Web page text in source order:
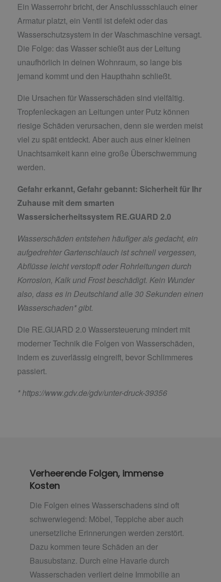
Ein Wasserrohr bricht, der Anschlussschlauch einer
Armatur platzt, ein Ventil ist defekt oder das
Wasserschutzsystem in der Waschmaschine versagt.
Die Folge: das Wasser schießt aus der Leitung
unaufhörlich in deinen Wohnraum, so lange bis
jemand kommt und den Haupthahn schließt.
Die Ursachen für Wasserschäden sind vielfältig.
Tropfenleckagen an Leitungen unter Putz können
riesige Schäden verursachen, denn sie werden meist
viel zu spät entdeckt. Aber auch aus einer kleinen
Unachtsamkeit kann eine große Überschwemmung
werden.
Gefahr erkannt, Gefahr gebannt: Sicherheit für Ihr
Zuhause mit dem smarten
Wassersicherheitssystem RE.GUARD 2.0
Wasserschäden entstehen häufiger als gedacht, ein
aufgedrehter Gartenschlauch ist schnell vergessen,
Abflüsse leicht verstopft oder Rohrleitungen durch
Korrosion, Kalk und Frost beschädigt. Kein Wunder
also, dass es in Deutschland alle 30 Sekunden einen
Wasserschaden* gibt.
Die RE.GUARD 2.0 Wassersteuerung mindert mit
moderner Technik die Folgen von Wasserschäden,
indem es zuverlässig eingreift, bevor Schlimmeres
passiert.
*https://www.gdv.de/gdv/unter-druck-39356
Verheerende Folgen, immense
Kosten
Die Folgen eines Wasserschadens sind oft
schwerwiegend: Möbel, Teppiche aber auch
unersetzliche Erinnerungen werden zerstört.
Dazu kommen teure Schäden an der
Bausubstanz. Durch eine Havarie durch
Wasserschaden verliert deine Immobilie an